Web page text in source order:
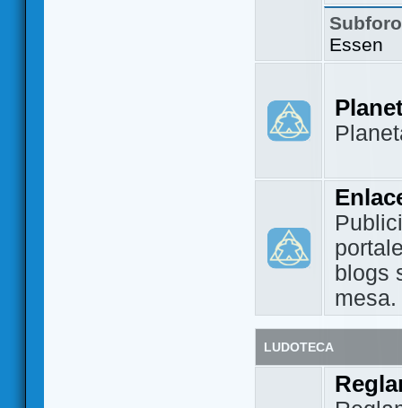
Essen
blogs
mesa.
LUDOTECA